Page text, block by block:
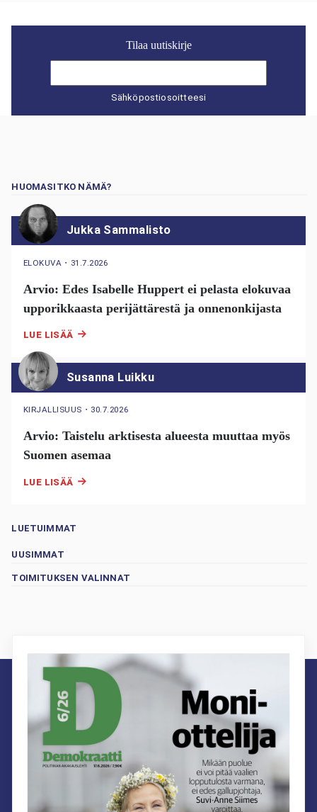
Tilaa uutiskirje
Sähköpostiosoitteesi
HUOMASITKO NÄMÄ?
Jukka Sammalisto
ELOKUVA ・ 31.7.2026
Arvio: Edes Isabelle Huppert ei pelasta elokuvaa
upporikkaasta perijättärestä ja onnenonkijasta
LUE LISÄÄ
Susanna Luikku
KIRJALLISUUS ・ 30.7.2026
Arvio: Taistelu arktisesta alueesta muuttaa myös
Suomen asemaa
LUE LISÄÄ
LUETUIMMAT
UUSIMMAT
TOIMITUKSEN VALINNAT